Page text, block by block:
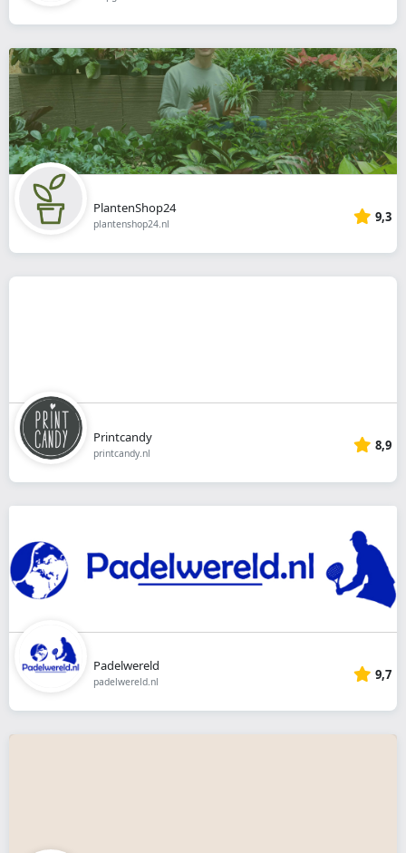
PlantenShop24
plantenshop24.nl 9,3
Printcandy
printcandy.nl 8,9
Padelwereld
padelwereld.nl 9,7